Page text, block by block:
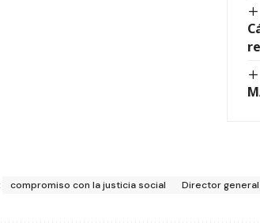
compromiso con la justicia social Director general